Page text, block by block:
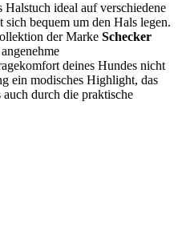
Halstuch ideal auf verschiedene
sich bequem um den Hals legen.
der Marke Schecker
deines Hundes nicht
ein modisches Highlight, das
auch durch die praktische